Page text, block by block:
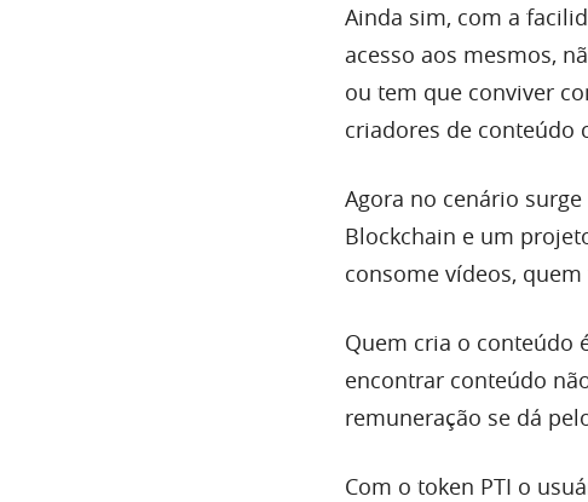
Ainda sim, com a
acesso aos mesmos,
ou tem que conviver
criadores de conteúdo
Agora no cenário
Blockchain e um
consome vídeos,
Quem cria o conteúdo
encontrar conteúdo
remuneração se dá
Com o token PTI o